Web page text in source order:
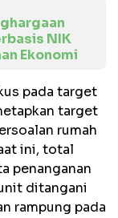
NIK
Ekonomi
pada target
target
rumah
ini, total
penanganan
ditangani
rampung pada